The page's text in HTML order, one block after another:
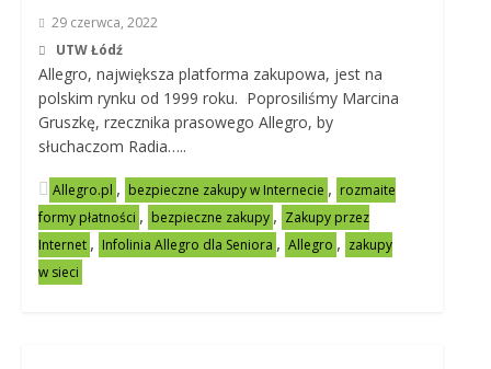
29 czerwca, 2022
UTW Łódź
Allegro, największa platforma zakupowa, jest na
polskim rynku od 1999 roku. Poprosiliśmy Marcina
Gruszkę, rzecznika prasowego Allegro, by
słuchaczom Radia…..
Allegro.pl , bezpieczne zakupy w Internecie , rozmaite
formy płatności , bezpieczne zakupy , Zakupy przez
Internet , Infolinia Allegro dla Seniora , Allegro , zakupy
w sieci